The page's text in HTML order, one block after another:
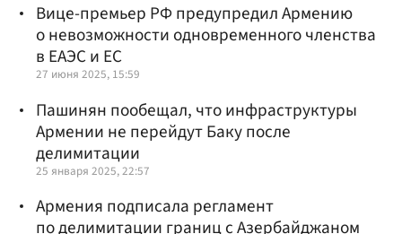
Вице-премьер РФ предупредил Армению
о невозможности одновременного членства
в ЕАЭС и ЕС
27 июня 2025, 15:59
Пашинян пообещал, что инфраструктуры
Армении не перейдут Баку после
делимитации
25 января 2025, 22:57
Армения подписала регламент
по делимитации границ с Азербайджаном